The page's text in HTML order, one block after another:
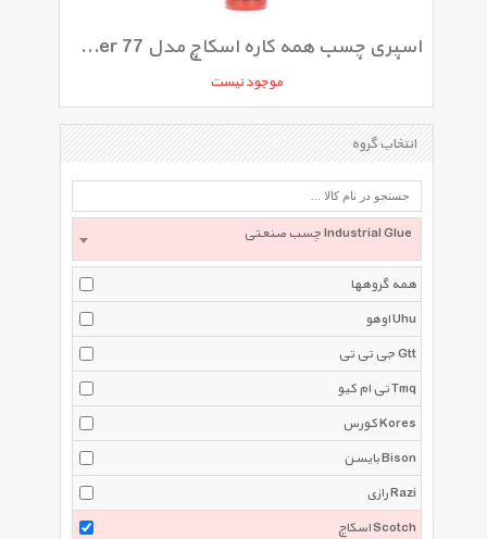
اسپری چسب همه کاره اسکاچ مدل Super 77 وزن 385 گرم
موجود نیست
انتخاب گروه
چسب صنعتی Industrial Glue
همه گروهها
اوهو Uhu
جی تی تی Gtt
تی ام کیو Tmq
کورس Kores
بایسن Bison
رازی Razi
اسکاچ Scotch